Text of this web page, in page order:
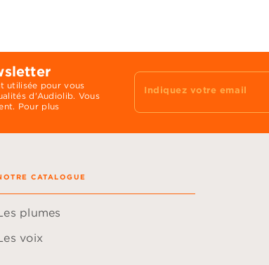
utilisée pour vous
d'Audiolib. Vous
Pour plus
Indiquez votre email
CATALOGUE
plumes
voix